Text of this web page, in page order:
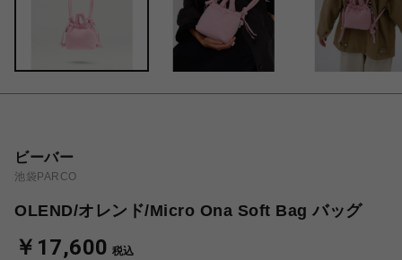
ビーバー
池袋PARCO
OLEND/オレンド/Micro Ona Soft Bag バッグ
￥17,600 税込